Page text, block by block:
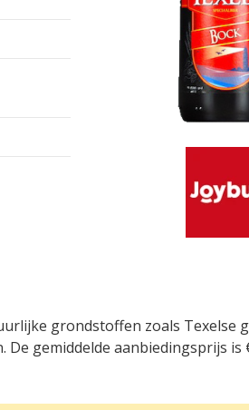
grondstoffen zoals Texelse
gemiddelde aanbiedingsprijs is